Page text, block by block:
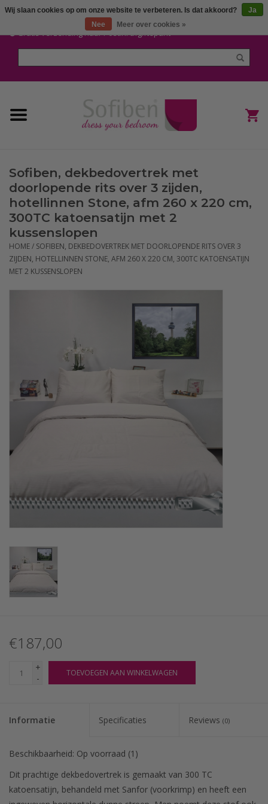
Gratis verzending naar Post.nl afgiftepunt
Mijn account / Registreren
Dekbedovertrekken
(Hoes) Laken en Lakensets
Sofiben Outlet
Sofiben BLOG
Sofiben, dekbedovertrek met
doorlopende rits over 3 zijden,
hotellinnen Stone, afm 260 x 220 cm,
300TC katoensatijn met 2
kussenslopen
HOME/ SOFIBEN, DEKBEDOVERTREK MET DOORLOPENDE RITS OVER 3
ZIJDEN, HOTELLINNEN STONE, AFM 260 X 220 CM, 300TC KATOENSATIJN
MET 2 KUSSENSLOPEN
€187,00
+
-
TOEVOEGEN AAN WINKELWAGEN
Informatie Specificaties Reviews (0)
Beschikbaarheid: Op voorraad (1)
Dit prachtige dekbedovertrek is gemaakt van 300 TC
katoensatijn, behandeld met Sanfor (voorkrimp) en heeft een
Wij slaan cookies op om onze website te verbeteren. Is dat akkoord?
Ja
Nee
Meer over cookies »